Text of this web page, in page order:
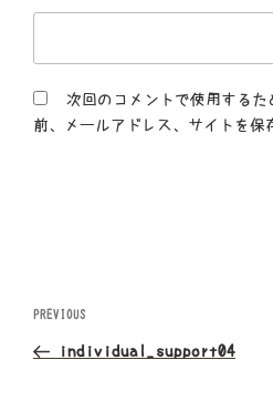
次回のコメントで使用するた
前、メールアドレス、サイトを保
投
稿
Previous
Post
PREVIOUS
individual_support04